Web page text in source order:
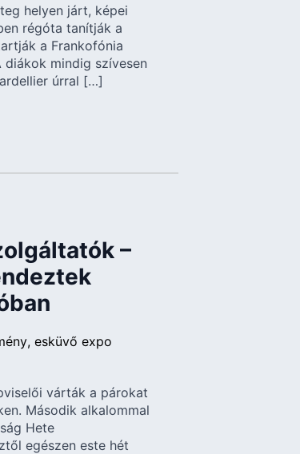
helyen járt, képei
régóta tanítják a
a Frankofónia
mindig szívesen
úrral […]
–
esküvő expo
várták a párokat
Második alkalommal
Hete
egészen este hét